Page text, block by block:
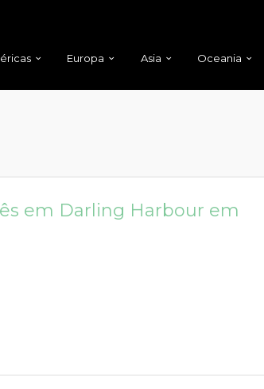
Europa Asia Oceania
em Darling Harbour em